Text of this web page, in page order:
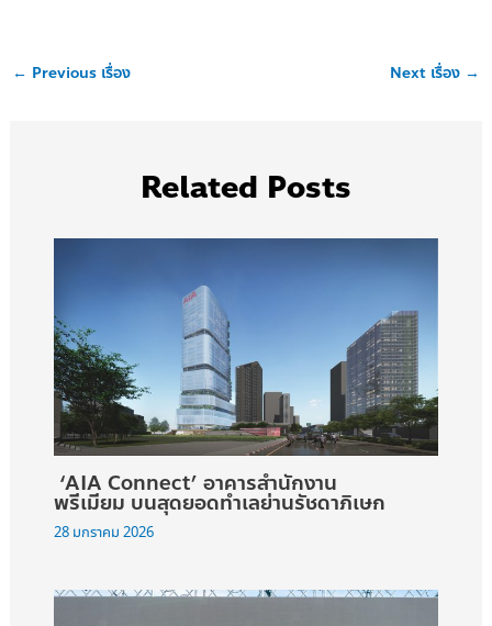
← Previous เรื่อง Next เรื่อง →
Related Posts
‘AIA Connect’ อาคารสำนักงาน
พรีเมียม บนสุดยอดทำเลย่านรัชดาภิเษก
28 มกราคม 2026